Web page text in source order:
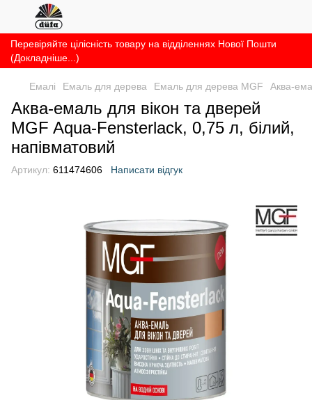
Перевіряйте цілісність товару на відділеннях Нової Пошти
(Докладніше...)
Емалі Емаль для дерева Емаль для дерева MGF Аква-
Аква-емаль для вікон та дверей
MGF Aqua-Fensterlack, 0,75 л, білий,
напівматовий
Артикул: 611474606 Написати відгук